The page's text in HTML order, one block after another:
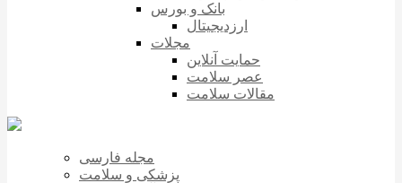
بانک و بورس
ارزدیجیتال
مجلات
حمایت آنلاین
عصر سلامت
مقالات سلامت
مجله فارسی
پزشکی و سلامت